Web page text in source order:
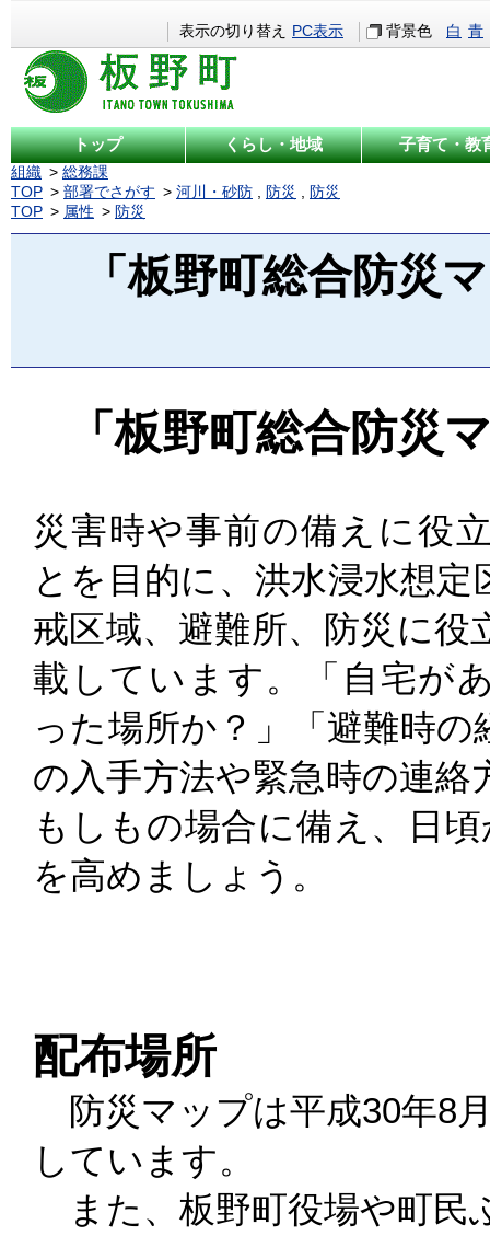
表示の切り替え PC表示 背景色 白 青
トップ くらし・地域 子育て・教
組織
総務課
TOP
部署でさがす 河川・砂防 , 防災 , 防災
TOP
属性 防災
「板野町総合防災
「板野町総合防災
災害時や事前の備えに役
とを目的に、洪水浸水想定
戒区域、避難所、防災に役
載しています。「自宅が
った場所か？」「避難時の
の入手方法や緊急時の連絡
もしもの場合に備え、日
を高めましょう。
配布場所
防災マップは平成30年8
しています。
また、板野町役場や町民